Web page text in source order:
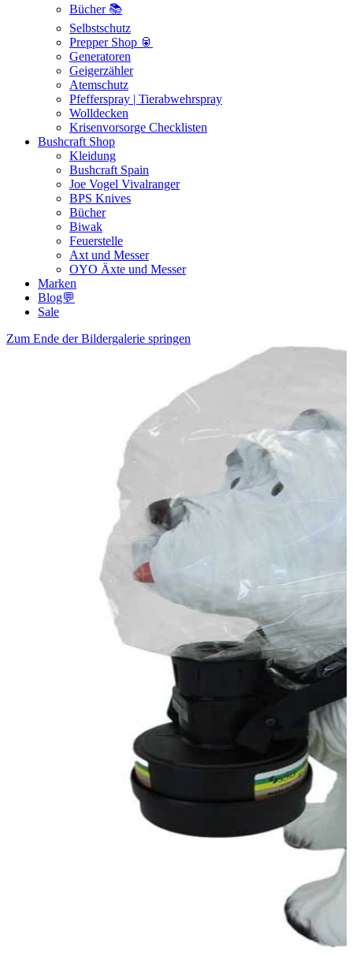
Bücher 📚
Selbstschutz
Prepper Shop 🥫
Generatoren
Geigerzähler
Atemschutz
Pfefferspray | Tierabwehrspray
Wolldecken
Krisenvorsorge Checklisten
Bushcraft Shop
Kleidung
Bushcraft Spain
Joe Vogel Vivalranger
BPS Knives
Bücher
Biwak
Feuerstelle
Axt und Messer
OYO Äxte und Messer
Marken
Blog💬
Sale
Zum Ende der Bildergalerie springen